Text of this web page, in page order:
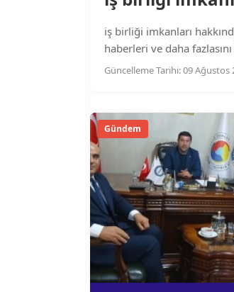
iş birliği imkanları
haberleri ve daha
Güncelleme Tarihi: 09 Ağustos
Gündem